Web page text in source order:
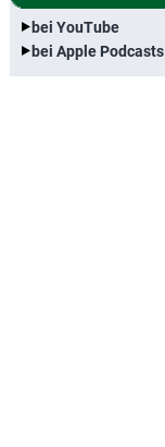
bei YouTube
bei Apple Podcasts